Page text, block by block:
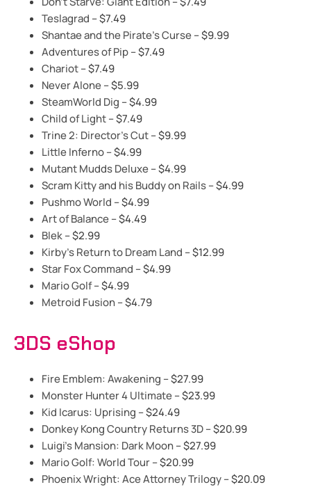
Teslagrad – $7.49
Shantae and the Pirate’s Curse– $9.99
Adventures of Pip– $7.49
Chariot– $7.49
Never Alone– $5.99
SteamWorld Dig – $4.99
Child of Light– $7.49
Trine 2: Director’s Cut– $9.99
Little Inferno– $4.99
Mutant Mudds Deluxe– $4.99
Scram Kitty and his Buddy on Rails– $4.99
Pushmo World – $4.99
Art of Balance– $4.49
Blek– $2.99
Kirby’s Return to Dream Land – $12.99
Star Fox Command – $4.99
Mario Golf– $4.99
Metroid Fusion– $4.79
3DS eShop
Fire Emblem: Awakening – $27.99
Monster Hunter 4 Ultimate– $23.99
Kid Icarus: Uprising – $24.49
Donkey Kong Country Returns 3D– $20.99
Luigi’s Mansion: Dark Moon– $27.99
Mario Golf: World Tour– $20.99
Phoenix Wright: Ace Attorney Trilogy– $20.09